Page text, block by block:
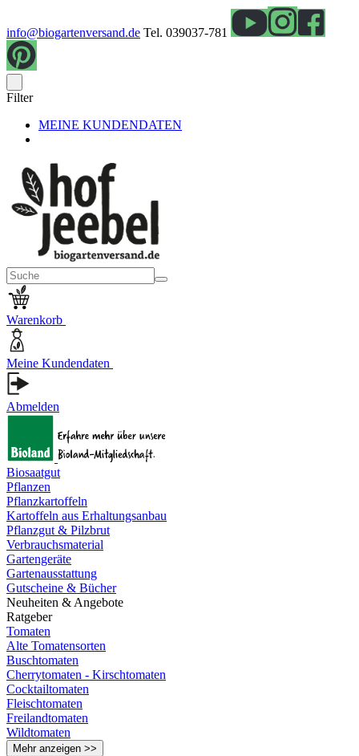
info@biogartenversand.de Tel. 039037-781
Filter
MEINE KUNDENDATEN
Warenkorb
Meine Kundendaten
Abmelden
Biosaatgut
Pflanzen
Pflanzkartoffeln
Kartoffeln aus Erhaltungsanbau
Pflanzgut & Pilzbrut
Verbrauchsmaterial
Gartengeräte
Gartenausstattung
Gutscheine & Bücher
Neuheiten & Angebote
Ratgeber
Tomaten
Alte Tomatensorten
Buschtomaten
Cherrytomaten - Kirschtomaten
Cocktailtomaten
Fleischtomaten
Freilandtomaten
Wildtomaten
Mehr anzeigen >>